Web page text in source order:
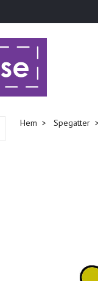
Hem Spegatter